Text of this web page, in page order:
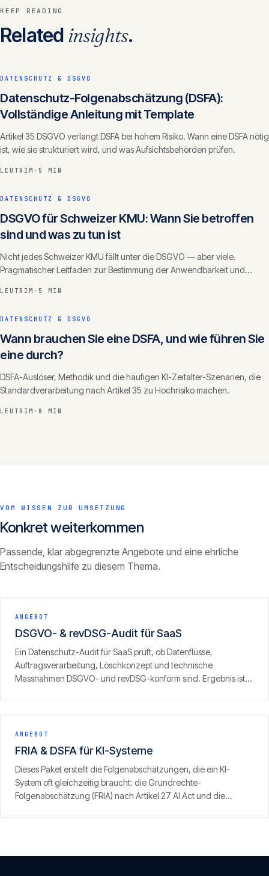
KEEP READING
Related insights.
DATENSCHUTZ & DSGVO
Datenschutz-Folgenabschätzung (DSFA):
Vollständige Anleitung mit Template
Artikel 35 DSGVO verlangt DSFA bei hohem Risiko. Wann eine DSFA nötig
ist, wie sie strukturiert wird, und was Aufsichtsbehörden prüfen.
LEUTRIM · 5 MIN
DATENSCHUTZ & DSGVO
DSGVO für Schweizer KMU: Wann Sie betroffen
sind und was zu tun ist
Nicht jedes Schweizer KMU fällt unter die DSGVO — aber viele.
Pragmatischer Leitfaden zur Bestimmung der Anwendbarkeit und
LEUTRIM · 5 MIN
DATENSCHUTZ & DSGVO
Wann brauchen Sie eine DSFA, und wie führen Sie
eine durch?
DSFA-Auslöser, Methodik und die häufigen KI-Zeitalter-Szenarien, die
Standardverarbeitung nach Artikel 35 zu Hochrisiko machen.
LEUTRIM · 8 MIN
VOM WISSEN ZUR UMSETZUNG
Konkret weiterkommen
Passende, klar abgegrenzte Angebote und eine ehrliche
Entscheidungshilfe zu diesem Thema.
ANGEBOT
DSGVO- & revDSG-Audit für SaaS
Ein Datenschutz-Audit für SaaS prüft, ob Datenflüsse,
Auftragsverarbeitung, Löschkonzept und technische
Massnahmen DSGVO- und revDSG-konform sind. Ergebnis ist
ANGEBOT
FRIA & DSFA für KI-Systeme
Dieses Paket erstellt die Folgenabschätzungen, die ein KI-
System oft gleichzeitig braucht: die Grundrechte-
Folgenabschätzung (FRIA) nach Artikel 27 AI Act und die